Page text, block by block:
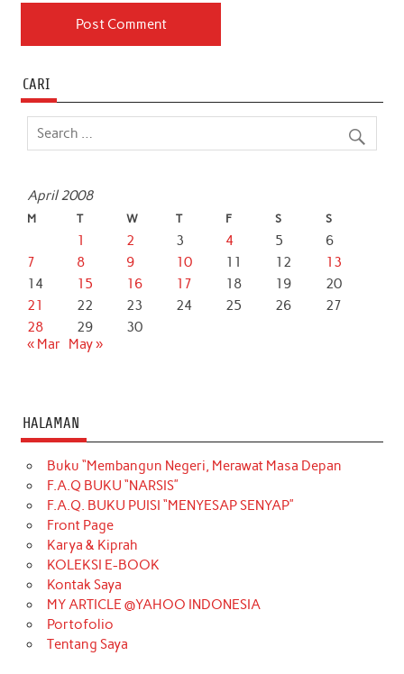
CARI
April 2008
M T W T F S S
1 2 3 4 5
6
7
8 9 10 11 12
13
14
15 16 17 18 19
20
21
22 23 24 25 26
27
28
29
30
« Mar May »
HALAMAN
Buku “Membangun Negeri, Merawat Masa Depan
F.A.Q BUKU “NARSIS”
F.A.Q. BUKU PUISI “MENYESAP SENYAP”
Front Page
Karya & Kiprah
KOLEKSI E-BOOK
Kontak Saya
MY ARTICLE @YAHOO INDONESIA
Portofolio
Tentang Saya